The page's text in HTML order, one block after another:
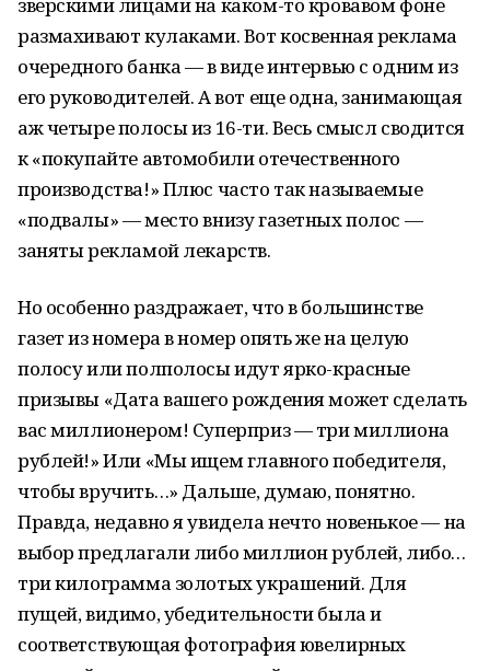
размахивают кулаками. Вот косвенная реклама
очередного банка — в виде интервью с одним из
его руководителей. А вот еще одна, занимающая
аж четыре полосы из 16-ти. Весь смысл сводится
к «покупайте автомобили отечественного
производства!» Плюс часто так называемые
«подвалы» — место внизу газетных полос —
заняты рекламой лекарств.
Но особенно раздражает, что в большинстве
газет из номера в номер опять же на целую
полосу или полполосы идут ярко-красные
призывы «Дата вашего рождения может сделать
вас миллионером! Суперприз — три миллиона
рублей!» Или «Мы ищем главного победителя,
чтобы вручить…» Дальше, думаю, понятно.
Правда, недавно я увидела нечто новенькое — на
выбор предлагали либо миллион рублей, либо…
три килограмма золотых украшений. Для
пущей, видимо, убедительности была и
соответствующая фотография ювелирных